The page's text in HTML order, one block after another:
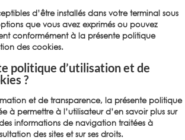
d’être installés dans votre terminal sous
que vous avez exprimés ou pouvez
conformément à la présente politique
des cookies.
politique d’utilisation et de
?
et de transparence, la présente politique
à permettre à l’utilisateur d’en savoir plus sur
informations de navigation traitées à
des sites et sur ses droits.